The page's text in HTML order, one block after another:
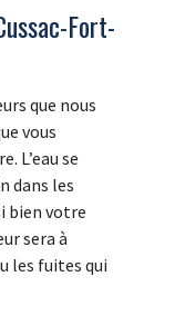
Fort-
que nous
vous
L’eau se
dans les
bien votre
sera à
les fuites qui